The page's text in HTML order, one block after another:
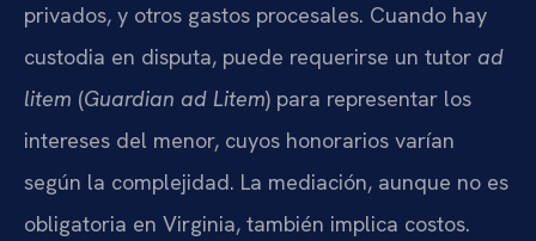
privados, y otros gastos procesales. Cuando hay
custodia en disputa, puede requerirse un tutor ad
litem (Guardian ad Litem) para representar los
intereses del menor, cuyos honorarios varían
según la complejidad. La mediación, aunque no es
obligatoria en Virginia, también implica costos.